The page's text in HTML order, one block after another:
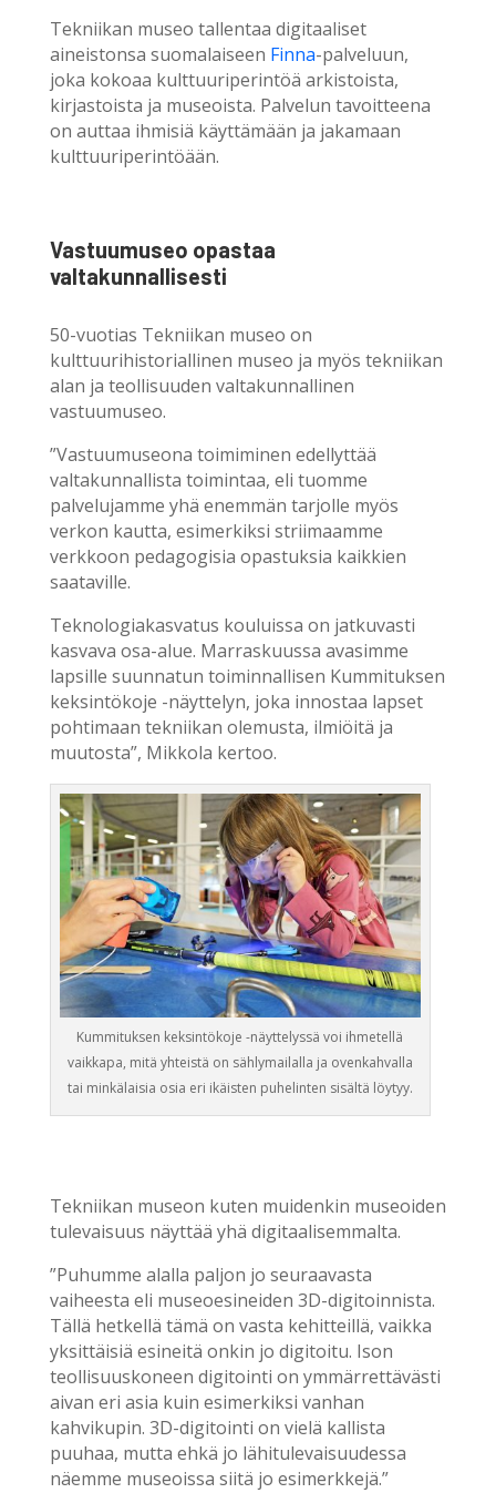
Tekniikan museo tallentaa digitaaliset
aineistonsa suomalaiseen Finna-palveluun,
joka kokoaa kulttuuriperintöä arkistoista,
kirjastoista ja museoista. Palvelun tavoitteena
on auttaa ihmisiä käyttämään ja jakamaan
kulttuuriperintöään.
Vastuumuseo opastaa
valtakunnallisesti
50-vuotias Tekniikan museo on
kulttuurihistoriallinen museo ja myös tekniikan
alan ja teollisuuden valtakunnallinen
vastuumuseo.
”Vastuumuseona toimiminen edellyttää
valtakunnallista toimintaa, eli tuomme
palvelujamme yhä enemmän tarjolle myös
verkon kautta, esimerkiksi striimaamme
verkkoon pedagogisia opastuksia kaikkien
saataville.
Teknologiakasvatus kouluissa on jatkuvasti
kasvava osa-alue. Marraskuussa avasimme
lapsille suunnatun toiminnallisen Kummituksen
keksintökoje -näyttelyn, joka innostaa lapset
pohtimaan tekniikan olemusta, ilmiöitä ja
muutosta”, Mikkola kertoo.
Kummituksen keksintökoje -näyttelyssä voi ihmetellä
vaikkapa, mitä yhteistä on sählymailalla ja ovenkahvalla
tai minkälaisia osia eri ikäisten puhelinten sisältä löytyy.
Tekniikan museon kuten muidenkin museoiden
tulevaisuus näyttää yhä digitaalisemmalta.
”Puhumme alalla paljon jo seuraavasta
vaiheesta eli museoesineiden 3D-digitoinnista.
Tällä hetkellä tämä on vasta kehitteillä, vaikka
yksittäisiä esineitä onkin jo digitoitu. Ison
teollisuuskoneen digitointi on ymmärrettävästi
aivan eri asia kuin esimerkiksi vanhan
kahvikupin. 3D-digitointi on vielä kallista
puuhaa, mutta ehkä jo lähitulevaisuudessa
näemme museoissa siitä jo esimerkkejä.”